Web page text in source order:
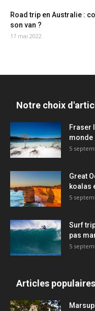
Road trip en Australie :
son van ?
17 mai 2022
Notre choix
Fraser
monde
5
Great
koalas
5
Surf
pas
5
Articles populaires